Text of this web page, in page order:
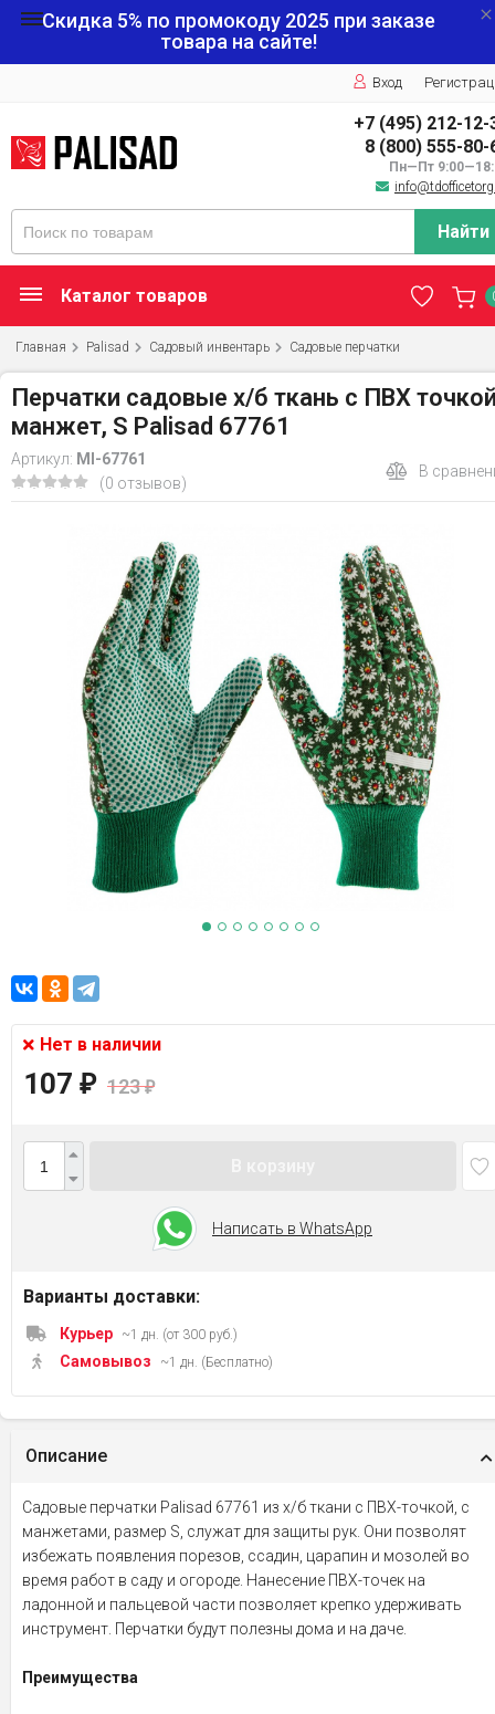
Скидка 5% по промокоду 2025 при заказе
товара на сайте!
Вход
+7 (495) 212-12-
8 (800) 555-80-
Пн—Пт
Найти
Каталог товаров
Главная Palisad Садовый инвентарь Садовые перчатки
Перчатки садовые х/б ткань с ПВХ
манжет, S Palisad 67761
Артикул: MI-67761
(0 отзывов)
В
Нет в наличии
107 ₽ 123₽
Написать в WhatsApp
Варианты доставки:
Курьер ~1 дн. (от 300 руб.)
Самовывоз ~1 дн. (Бесплатно)
Описание
Садовые перчатки Palisad 67761 из х/б ткани с ПВХ-точкой, с
манжетами, размер S, служат для защиты рук. Они позволят
избежать появления порезов, ссадин, царапин и мозолей во
время работ в саду и огороде. Нанесение ПВХ-точек на
ладонной и пальцевой части позволяет крепко удерживать
инструмент. Перчатки будут полезны дома и на даче.
Преимущества